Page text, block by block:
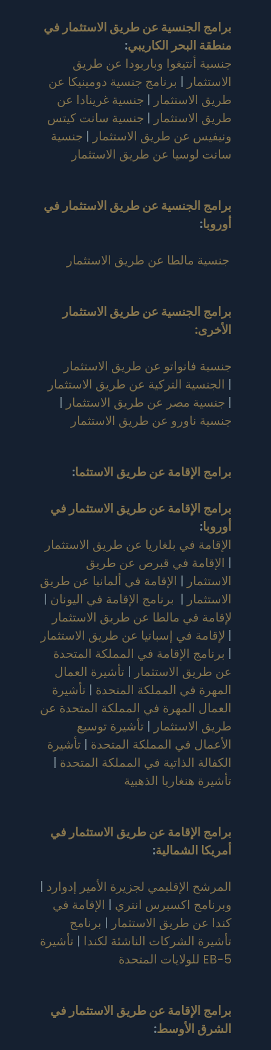
برامج الجنسية عن طريق الاستثمار في
منطقة البحر الكاريبي:
جنسية أنتيغوا وباربودا عن طريق
الاستثمار | برنامج جنسية دومينيكا عن
طريق الاستثمار | جنسية غرينادا عن
طريق الاستثمار | جنسية سانت كيتس
ونيفيس عن طريق الاستثمار | جنسية
سانت لوسيا عن طريق الاستثمار
برامج الجنسية عن طريق الاستثمار في
أوروبا:
جنسية مالطا عن طريق الاستثمار
برامج الجنسية عن طريق الاستثمار
الأخرى:
جنسية فانواتو عن طريق الاستثمار
| الجنسية التركية عن طريق الاستثمار
| جنسية مصر عن طريق الاستثمار |
جنسية ناورو عن طريق الاستثمار
برامج الإقامة عن طريق الاستثما:
برامج الإقامة عن طريق الاستثمار في
أوروبا:
الإقامة في بلغاريا عن طريق الاستثمار
| الإقامة في قبرص عن طريق
الاستثمار | الإقامة في ألمانيا عن طريق
الاستثمار | برنامج الإقامة في اليونان |
لإقامة في مالطا عن طريق الاستثمار
| لإقامة في إسبانيا عن طريق الاستثمار
| برنامج الإقامة في المملكة المتحدة
عن طريق الاستثمار | تأشيرة العمال
المهرة في المملكة المتحدة | تأشيرة
العمال المهرة في المملكة المتحدة عن
طريق الاستثمار | تأشيرة توسيع
الأعمال في المملكة المتحدة | تأشيرة
الكفالة الذاتية في المملكة المتحدة |
تأشيرة هنغاريا الذهبية
برامج الإقامة عن طريق الاستثمار في
أمريكا الشمالية:
المرشح الإقليمي لجزيرة الأمير إدوارد |
وبرنامج اكسبرس انتري | الإقامة في
كندا عن طريق الاستثمار | برنامج
تأشيرة الشركات الناشئة لكندا | تأشيرة
EB-5 للولايات المتحدة
برامج الإقامة عن طريق الاستثمار في
الشرق الأوسط: